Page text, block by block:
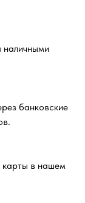
наличными
банковские
карты в нашем